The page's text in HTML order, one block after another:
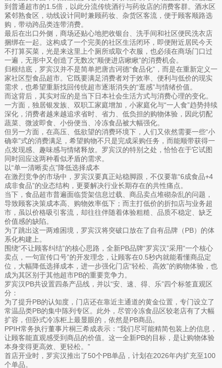
到普通超市的1.5倍，以此分流传统酒行与药妆店的消费客群。酒水区
紧邻熟食区，动线设计同时兼顾药妆、杂货区客流，便于顾客顺路选
购，带动跨品类连带消费。
最后在出口外侧，商场还贴心地把收银台、洗手间和社区便民洗衣店
捆绑在一起。这构成了一个完美的社区生活闭环，即便附近居民今天
不打算买菜，光是来这里上个厕所或取个衣服，也必须在商场门口过
一遍，无形中又创造了无数次“顺便进店瞅瞅”的消费机会。
归根结底，罗宾汉并不是简单把唐吉诃德“食品化”，而是在重新定义一
家社区型食品超市。它既要满足消费者对于效率、便利与低价的现实
需求，也希望重新找回传统超市逐渐消失的“逛感”与情绪价值。
而这背后，其实对应的是当下日本社会生活方式与消费心理的变化。
一方面，独居银发族、双职工家庭增加，小家庭化与“一人食”趋势持续
深化，消费者越来越追求省时、省力、低负担的购物体验，因此切配
蔬菜、微波即食、小份便当、冷冻食品被大幅强化。
但另一方面，在高压、低欲望的消费环境下，人们又依然需要一些“小
确幸”式的消费满足，希望购物不只是完成采购任务，而能顺带获得一
点发现感、趣味感与情绪释放。罗宾汉的特别之处，恰恰在于它试图
同时回应这两种看似矛盾的需求。
以“单一清晰卖点”降低选择成本
在激烈竞争的市场中，罗宾汉要真正站稳脚跟，不仅要靠“6成食品+4
成非食品”的业态结构，更要解决行业长期存在的共性痛点。
当下，食品超市普遍面临货架信息过载、商品卖点堆砌杂乱的问题，
导致顾客决策成本高、购物效率低下；而主打低价的折扣店与业务超
市，虽以价格吸引客流，却往往伴随着体验粗糙、品质不稳定、缺乏
价值感的缺陷。
为了跳出这一两难困境，罗宾汉将突破口放在了自有品牌（PB）的体
系化构建上。
围绕“不让顾客纠结”的核心思路，全新PB品牌“罗宾汉”采用“一个核心
卖点，一句宣传口号”的开发理念，让顾客在0.5秒内就能看懂商品定
位，大幅降低选择成本，进一步强化门店“轻松、高效”的购物体验，也
成为其区别于其他超市PB的重要竞争力。
罗宾汉PB共设置四条产品线，并以“安、速、得、乐”四个标签直观区
分：
为了提升PB的认知度，门店还在靠近主通道的黄金位置，专门设立了
常温品类PB的集中陈列专区。此外，尽管冷冻食品区较老店有了大幅
扩容，但卧式冷冻柜上最显眼的，依然是PB商品。
PPIH常务执行董事片桐三希成表示：“我们尽可能精简包装上的信息，
让顾客能直观感受到商品的价值。这一全新PB的目标，是让购物体验
本身变得更高效、更轻松。”
首店开业时，罗宾汉推出了50个PB单品，计划在2026年内扩充至100
个单品。